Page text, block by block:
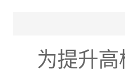
为提升